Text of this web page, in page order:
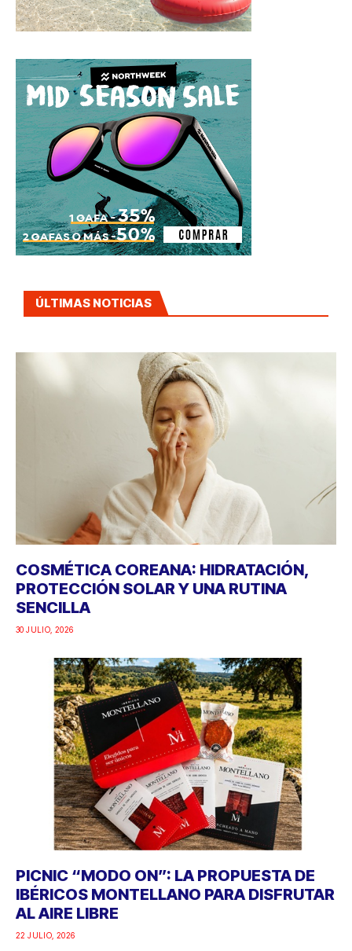
ÚLTIMAS NOTICIAS
COSMÉTICA COREANA: HIDRATACIÓN,
PROTECCIÓN SOLAR Y UNA RUTINA
SENCILLA
30 JULIO, 2026
PICNIC “MODO ON”: LA PROPUESTA DE
IBÉRICOS MONTELLANO PARA DISFRUTAR
AL AIRE LIBRE
22 JULIO, 2026